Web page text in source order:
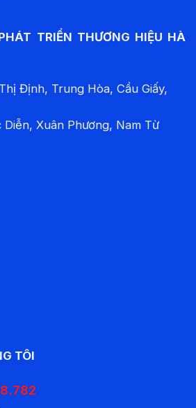
TRIỂN THƯƠNG HIỆU HÀ
Định, Trung Hòa, Cầu Giấy,
Xuân Phương, Nam Từ
TÔI